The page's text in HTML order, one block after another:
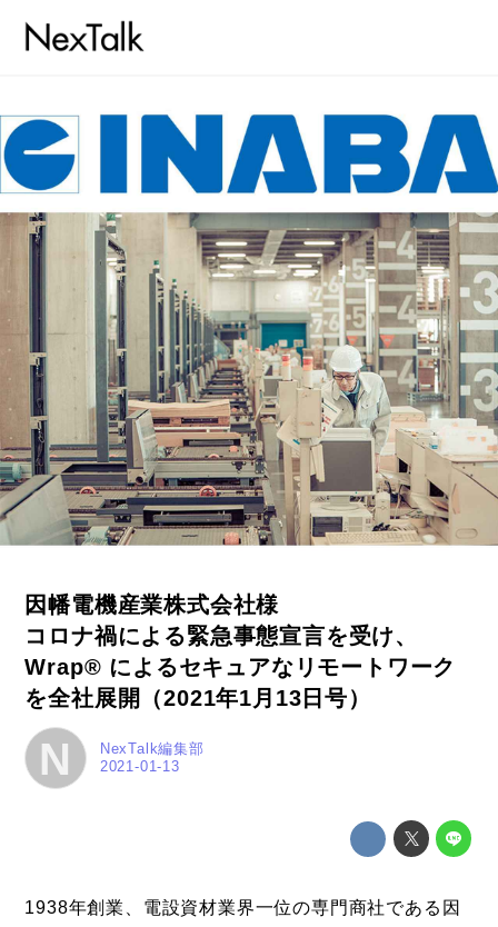
コラム
特集
事例
Photos
運営会社
登録
因幡電機産業株式会社様
コロナ禍による緊急事態宣言を受け、
Wrap® によるセキュアなリモートワーク
を全社展開（2021年1月13日号）
N 2021-01-13
NexTalk編集部
1938年創業、電設資材業界一位の専門商社である因